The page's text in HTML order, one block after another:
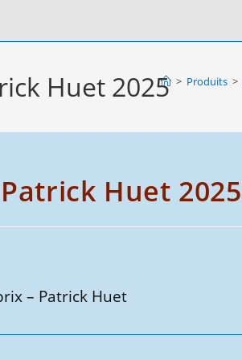
Huet 2025 > Produits >
Huet 2025
– Patrick Huet